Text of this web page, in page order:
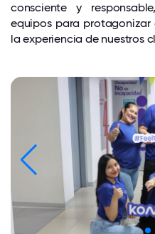
consciente y
equipos para
la experiencia de nuestros